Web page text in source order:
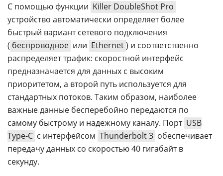
С помощью функции Killer DoubleShot Pro
устройство автоматически определяет более
быстрый вариант сетевого подключения
( беспроводное или Ethernet) и соответственно
распределяет трафик: скоростной интерфейс
предназначается для данных с высоким
приоритетом, а второй путь используется для
стандартных потоков. Таким образом, наиболее
важные данные бесперебойно передаются по
самому быстрому и надежному каналу. Порт USB
Type-C с интерфейсом Thunderbolt 3 обеспечивает
передачу данных со скоростью 40 гигабайт в
секунду.